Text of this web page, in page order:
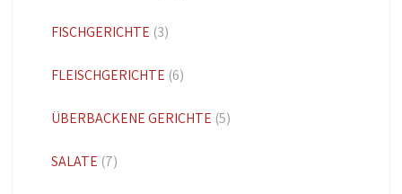
FISCHGERICHTE (3)
FLEISCHGERICHTE (6)
ÜBERBACKENE GERICHTE (5)
SALATE (7)